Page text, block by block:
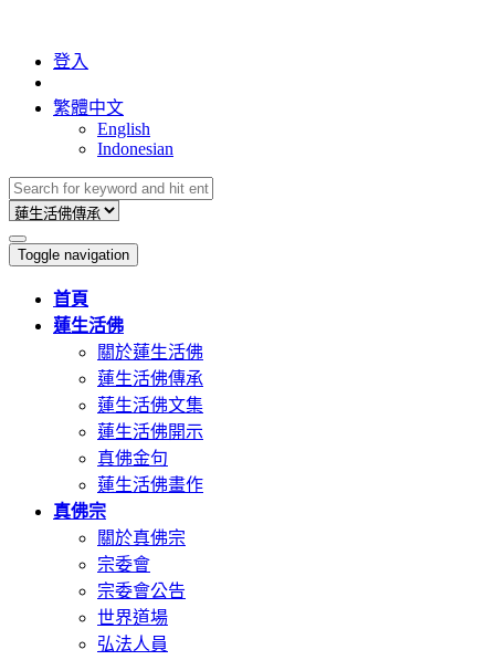
登入
繁體中文
English
Indonesian
Toggle navigation
首頁
蓮生活佛
關於蓮生活佛
蓮生活佛傳承
蓮生活佛文集
蓮生活佛開示
真佛金句
蓮生活佛畫作
真佛宗
關於真佛宗
宗委會
宗委會公告
世界道場
弘法人員